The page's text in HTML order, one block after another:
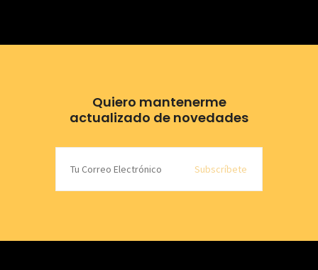
Quiero mantenerme
actualizado de novedades
Subscríbete